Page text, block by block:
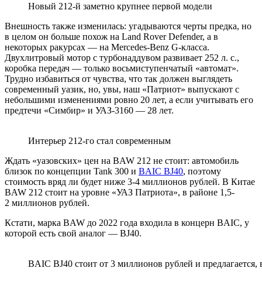
Новый 212-й заметно крупнее первой модели
Внешность также изменилась: угадываются черты предка, но
в целом он больше похож на Land Rover Defender, а в
некоторых ракурсах — на Mercedes-Benz G-класса.
Двухлитровый мотор с турбонаддувом развивает 252 л. с.,
коробка передач — только восьмиступенчатый «автомат».
Трудно избавиться от чувства, что так должен выглядеть
современный уазик, но, увы, наш «Патриот» выпускают с
небольшими изменениями ровно 20 лет, а если учитывать его
предтечи «Симбир» и УАЗ-3160 — 28 лет.
Интерьер 212-го стал современным
Ждать «уазовских» цен на BAW 212 не стоит: автомобиль
близок по концепции Tank 300 и BAIC BJ40, поэтому
стоимость вряд ли будет ниже 3-4 миллионов рублей. В Китае
BAW 212 стоит на уровне «УАЗ Патриота», в районе 1,5-
2 миллионов рублей.
Кстати, марка BAW до 2022 года входила в концерн BAIC, у
которой есть свой аналог — BJ40.
BAIC BJ40 стоит от 3 миллионов рублей и предлагается,